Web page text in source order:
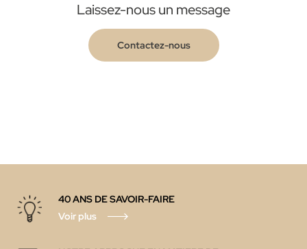
Laissez-nous un message
Contactez-nous
40 ANS DE SAVOIR-FAIRE
Voir plus